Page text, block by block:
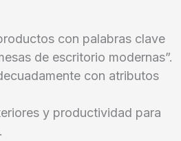
con palabras clave
de escritorio modernas”.
con atributos
y productividad para